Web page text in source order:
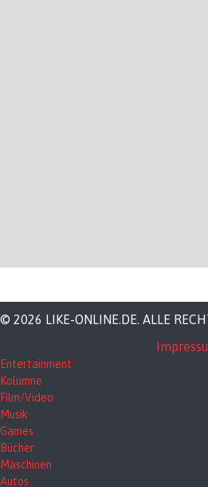
© 2026 LIKE-ONLINE.DE. ALLE
Entertainment
Kolumne
Film/Video
Musik
Games
Bücher
Maschinen
Autos